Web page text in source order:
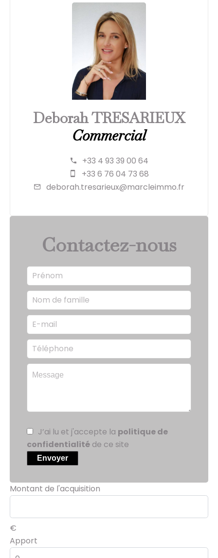
Deborah TRESARIEUX
Commercial
+33 4 93 39 00 64
+33 6 76 04 73 68
deborah.tresarieux@marcleimmo.fr
Contactez-nous
J’ai lu et j'accepte la politique de
confidentialité de ce site
Envoyer
Montant de l'acquisition
€
Apport